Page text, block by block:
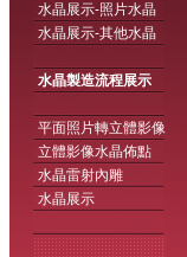
水晶展示-照片水晶
水晶展示-其他水晶
水晶製造流程展示
平面照片轉立體影像
立體影像水晶佈點
水晶雷射內雕
水晶展示